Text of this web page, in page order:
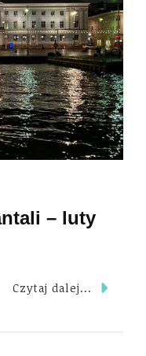
– luty
Czytaj dalej...